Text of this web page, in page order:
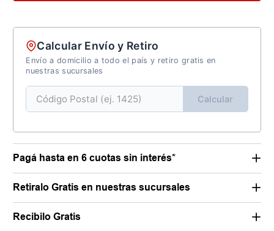
Calcular Envío y Retiro
Envío a domicilio a todo el país y retiro gratis en
nuestras sucursales
Calcular
Pagá hasta en 6 cuotas sin interés*
Retiralo Gratis en nuestras sucursales
Recibilo Gratis